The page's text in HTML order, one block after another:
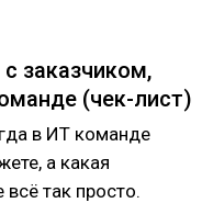
заказчиком,
(чек-лист)
в ИТ команде
а какая
всё так просто.